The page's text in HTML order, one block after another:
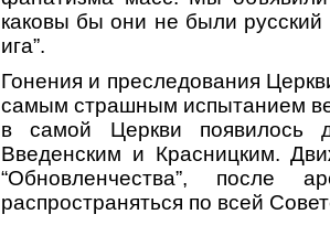
каковы бы они не были русский
ига”.
Гонения и преследования
самым страшным испытанием
в самой Церкви появилось
Введенским и Красницким.
“Обновленчества”,
распространяться по всей